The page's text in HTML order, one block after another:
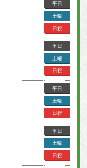
平日
土曜
日祝
平日
土曜
日祝
平日
土曜
日祝
平日
土曜
日祝